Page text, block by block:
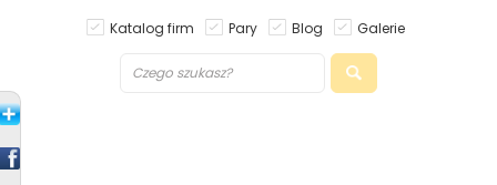
Katalog firm Pary Blog Galerie